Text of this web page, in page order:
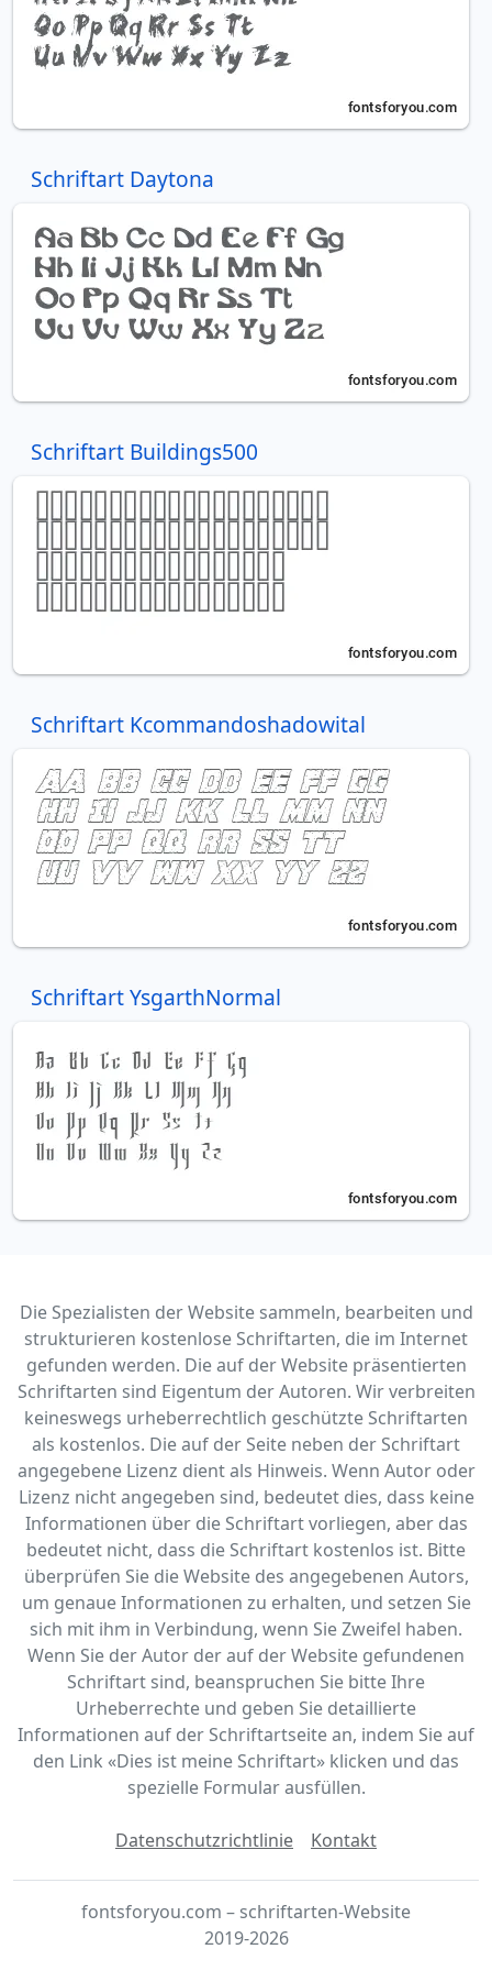
Schriftart Daytona
Schriftart Buildings500
Schriftart Kcommandoshadowital
Schriftart YsgarthNormal
Die Spezialisten der Website sammeln, bearbeiten und
strukturieren kostenlose Schriftarten, die im Internet
gefunden werden. Die auf der Website präsentierten
Schriftarten sind Eigentum der Autoren. Wir verbreiten
keineswegs urheberrechtlich geschützte Schriftarten
als kostenlos. Die auf der Seite neben der Schriftart
angegebene Lizenz dient als Hinweis. Wenn Autor oder
Lizenz nicht angegeben sind, bedeutet dies, dass keine
Informationen über die Schriftart vorliegen, aber das
bedeutet nicht, dass die Schriftart kostenlos ist. Bitte
überprüfen Sie die Website des angegebenen Autors,
um genaue Informationen zu erhalten, und setzen Sie
sich mit ihm in Verbindung, wenn Sie Zweifel haben.
Wenn Sie der Autor der auf der Website gefundenen
Schriftart sind, beanspruchen Sie bitte Ihre
Urheberrechte und geben Sie detaillierte
Informationen auf der Schriftartseite an, indem Sie auf
den Link «‎Dies ist meine Schriftart» klicken und das
spezielle Formular ausfüllen.
Datenschutzrichtlinie Kontakt
fontsforyou.com – schriftarten-Website
2019-2026